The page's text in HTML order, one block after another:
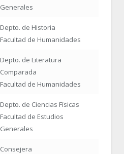
Generales
Depto. de Historia
Facultad de Humanidades
Depto. de Literatura
Comparada
Facultad de Humanidades
Depto. de Ciencias Físicas
Facultad de Estudios
Generales
Consejera